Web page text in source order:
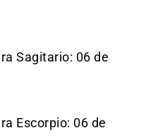
Sagitario: 06 de
Escorpio: 06 de